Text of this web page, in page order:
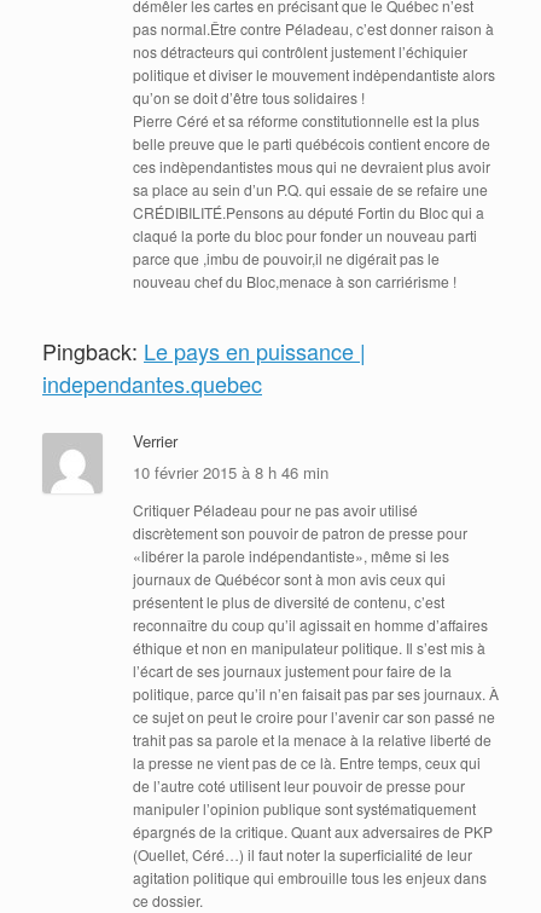
démêler les cartes en précisant que le Québec n’est
pas normal.Être contre Péladeau, c’est donner raison à
nos détracteurs qui contrôlent justement l’échiquier
politique et diviser le mouvement indėpendantiste alors
qu’on se doit d’être tous solidaires !
Pierre Céré et sa réforme constitutionnelle est la plus
belle preuve que le parti québécois contient encore de
ces indèpendantistes mous qui ne devraient plus avoir
sa place au sein d’un P.Q. qui essaie de se refaire une
CRÉDIBILITÉ.Pensons au député Fortin du Bloc qui a
claqué la porte du bloc pour fonder un nouveau parti
parce que ,imbu de pouvoir,il ne digérait pas le
nouveau chef du Bloc,menace à son carriérisme !
Pingback: Le pays en puissance |
independantes.quebec
Verrier
10 février 2015 à 8 h 46 min
Critiquer Péladeau pour ne pas avoir utilisé
discrètement son pouvoir de patron de presse pour
«libérer la parole indépendantiste», même si les
journaux de Québécor sont à mon avis ceux qui
présentent le plus de diversité de contenu, c’est
reconnaître du coup qu’il agissait en homme d’affaires
éthique et non en manipulateur politique. Il s’est mis à
l’écart de ses journaux justement pour faire de la
politique, parce qu’il n’en faisait pas par ses journaux. À
ce sujet on peut le croire pour l’avenir car son passé ne
trahit pas sa parole et la menace à la relative liberté de
la presse ne vient pas de ce là. Entre temps, ceux qui
de l’autre coté utilisent leur pouvoir de presse pour
manipuler l’opinion publique sont systématiquement
épargnés de la critique. Quant aux adversaires de PKP
(Ouellet, Céré…) il faut noter la superficialité de leur
agitation politique qui embrouille tous les enjeux dans
ce dossier.